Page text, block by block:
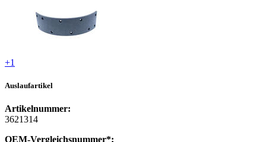
+1
Auslaufartikel
Artikelnummer:
3621314
OEM-Vergleichsnummer*: